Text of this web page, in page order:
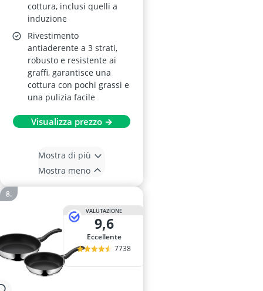
cottura, inclusi quelli a
induzione
Rivestimento
antiaderente a 3 strati,
robusto e resistente ai
graffi, garantisce una
cottura con pochi grassi e
una pulizia facile
Visualizza prezzo →
Mostra di più
Mostra meno
VALUTAZIONE
9,6
Eccellente
7738